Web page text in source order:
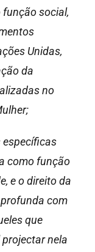
social,
Unidas,
da
no
específicas
como função
e o direito da
com
que
nela